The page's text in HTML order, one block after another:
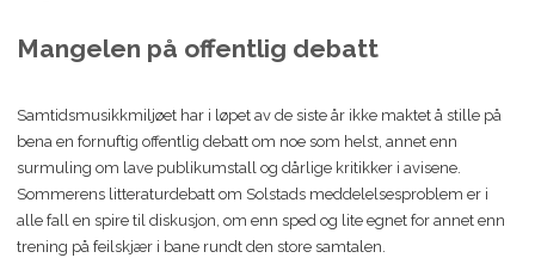
Mangelen på offentlig debatt
Samtidsmusikkmiljøet har i løpet av de siste år ikke maktet å stille på
bena en fornuftig offentlig debatt om noe som helst, annet enn
surmuling om lave publikumstall og dårlige kritikker i avisene.
Sommerens litteraturdebatt om Solstads meddelelsesproblem er i
alle fall en spire til diskusjon, om enn sped og lite egnet for annet enn
trening på feilskjær i bane rundt den store samtalen.